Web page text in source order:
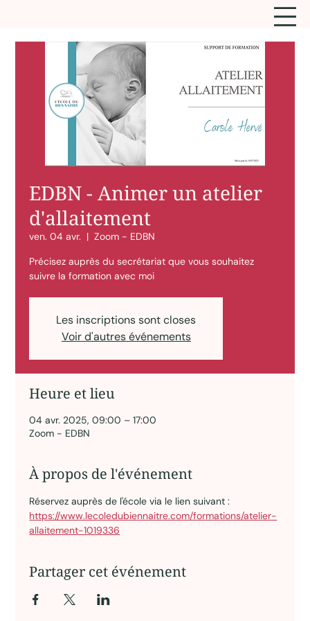
EDBN - Animer un atelier
d'allaitement
ven. 04 avr.
  |
Zoom - EDBN
Précisez auprès du secrétariat que vous souhaitez
suivre la formation avec moi
Les inscriptions sont closes
Voir d'autres événements
Heure et lieu
04 avr. 2025, 09:00 – 17:00
Zoom - EDBN
À propos de l'événement
Réservez auprès de l'école via le lien suivant :
https://www.lecoledubiennaitre.com/formations/atelier-
allaitement-1019336
Partager cet événement